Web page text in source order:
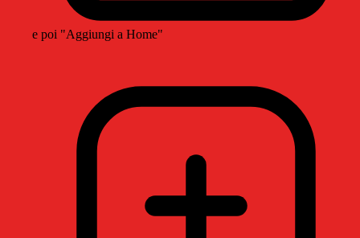
e poi "Aggiungi a Home"